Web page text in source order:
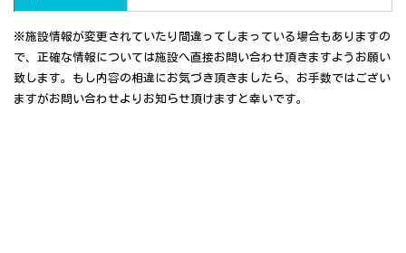
※施設情報が変更されていたり間違ってしまっている場合もありますの
で、正確な情報については施設へ直接お問い合わせ頂きますようお願い
致します。もし内容の相違にお気づき頂きましたら、お手数ではござい
ますがお問い合わせよりお知らせ頂けますと幸いです。